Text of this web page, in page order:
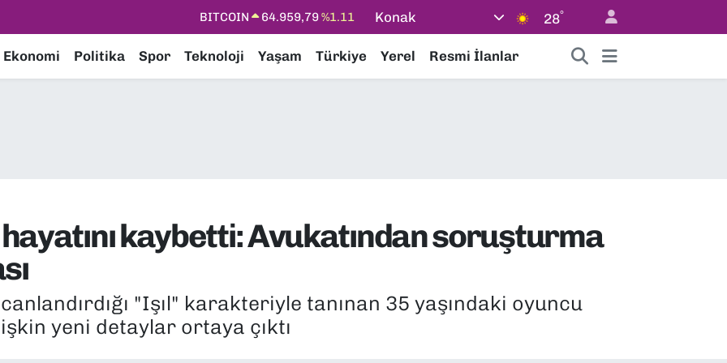
DOLAR 47,7436%0.18
STERLİN
64,4811%0.38
Konak 28°
Ekonomi Politika Spor Teknoloji Yaşam Türkiye Yerel Resmi İlanlar
kaybetti: Avukatından soruşturma
"Işıl" karakteriyle tanınan 35 yaşındaki oyuncu
yeni detaylar ortaya çıktı